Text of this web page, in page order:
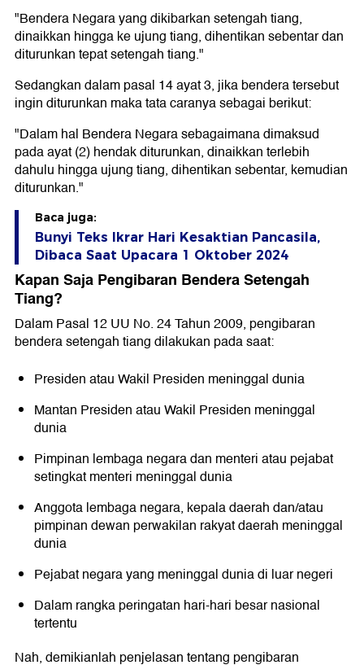
"Bendera Negara yang dikibarkan setengah tiang,
dinaikkan hingga ke ujung tiang, dihentikan sebentar dan
diturunkan tepat setengah tiang."
Sedangkan dalam pasal 14 ayat 3, jika bendera tersebut
ingin diturunkan maka tata caranya sebagai berikut:
"Dalam hal Bendera Negara sebagaimana dimaksud
pada ayat (2) hendak diturunkan, dinaikkan terlebih
dahulu hingga ujung tiang, dihentikan sebentar, kemudian
diturunkan."
Baca juga:
Bunyi Teks Ikrar Hari Kesaktian Pancasila,
Dibaca Saat Upacara 1 Oktober 2024
Kapan Saja Pengibaran Bendera Setengah
Tiang?
Dalam Pasal 12 UU No. 24 Tahun 2009, pengibaran
bendera setengah tiang dilakukan pada saat:
Presiden atau Wakil Presiden meninggal dunia
Mantan Presiden atau Wakil Presiden meninggal
dunia
Pimpinan lembaga negara dan menteri atau pejabat
setingkat menteri meninggal dunia
Anggota lembaga negara, kepala daerah dan/atau
pimpinan dewan perwakilan rakyat daerah meninggal
dunia
Pejabat negara yang meninggal dunia di luar negeri
Dalam rangka peringatan hari-hari besar nasional
tertentu
Nah, demikianlah penjelasan tentang pengibaran